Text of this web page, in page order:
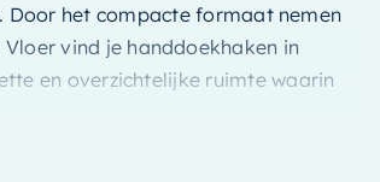
het compacte formaat nemen
vind je handdoekhaken in
en overzichtelijke ruimte waarin